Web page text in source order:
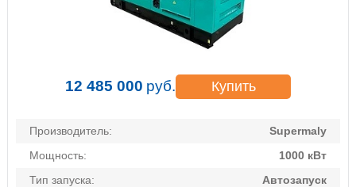
12 485 000 руб. Купить
Производитель:
Supermaly
Мощность:
1000 кВт
Тип запуска:
Автозапуск